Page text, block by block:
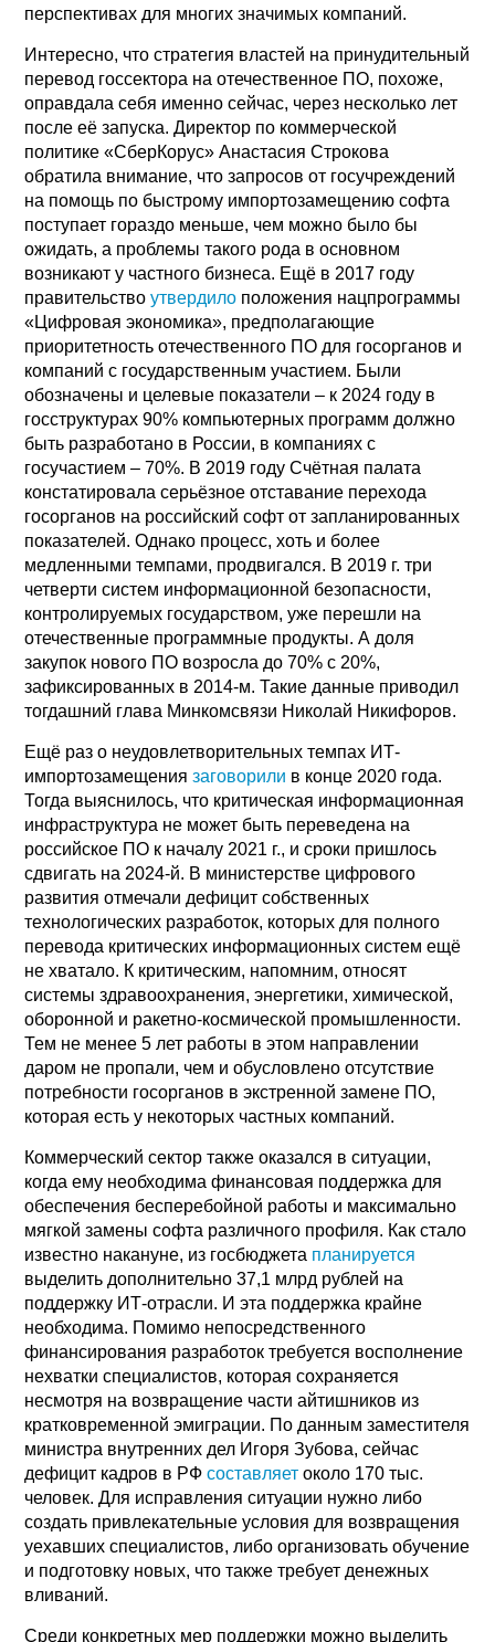
перспективах для многих значимых компаний.
Интересно, что стратегия властей на принудительный
перевод госсектора на отечественное ПО, похоже,
оправдала себя именно сейчас, через несколько лет
после её запуска. Директор по коммерческой
политике «СберКорус» Анастасия Строкова
обратила внимание, что запросов от госучреждений
на помощь по быстрому импортозамещению софта
поступает гораздо меньше, чем можно было бы
ожидать, а проблемы такого рода в основном
возникают у частного бизнеса. Ещё в 2017 году
правительствоутвердило положения нацпрограммы
«Цифровая экономика», предполагающие
приоритетность отечественного ПО для госорганов и
компаний с государственным участием. Были
обозначены и целевые показатели – к 2024 году в
госструктурах 90% компьютерных программ должно
быть разработано в России, в компаниях с
госучастием – 70%. В 2019 году Счётная палата
констатировала серьёзное отставание перехода
госорганов на российский софт от запланированных
показателей. Однако процесс, хоть и более
медленными темпами, продвигался. В 2019 г. три
четверти систем информационной безопасности,
контролируемых государством, уже перешли на
отечественные программные продукты. А доля
закупок нового ПО возросла до 70% с 20%,
зафиксированных в 2014-м. Такие данные приводил
тогдашний глава Минкомсвязи Николай Никифоров.
Ещё раз о неудовлетворительных темпах ИТ-
импортозамещениязаговорили в конце 2020 года.
Тогда выяснилось, что критическая информационная
инфраструктура не может быть переведена на
российское ПО к началу 2021 г., и сроки пришлось
сдвигать на 2024-й. В министерстве цифрового
развития отмечали дефицит собственных
технологических разработок, которых для полного
перевода критических информационных систем ещё
не хватало. К критическим, напомним, относят
системы здравоохранения, энергетики, химической,
оборонной и ракетно-космической промышленности.
Тем не менее 5 лет работы в этом направлении
даром не пропали, чем и обусловлено отсутствие
потребности госорганов в экстренной замене ПО,
которая есть у некоторых частных компаний.
Коммерческий сектор также оказался в ситуации,
когда ему необходима финансовая поддержка для
обеспечения бесперебойной работы и максимально
мягкой замены софта различного профиля. Как стало
известно накануне, из госбюджета планируется
выделить дополнительно 37,1 млрд рублей на
поддержку ИТ-отрасли. И эта поддержка крайне
необходима. Помимо непосредственного
финансирования разработок требуется восполнение
нехватки специалистов, которая сохраняется
несмотря на возвращение части айтишников из
кратковременной эмиграции. По данным заместителя
министра внутренних дел Игоря Зубова, сейчас
дефицит кадров в РФсоставляет около 170 тыс.
человек. Для исправления ситуации нужно либо
создать привлекательные условия для возвращения
уехавших специалистов, либо организовать обучение
и подготовку новых, что также требует денежных
вливаний.
Среди конкретных мер поддержки можно выделить